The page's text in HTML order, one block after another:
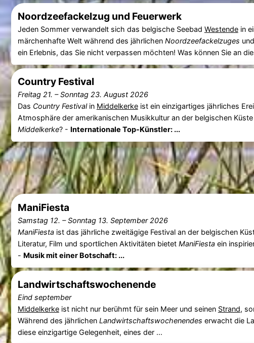
Noordzeefackelzug und Feuerwerk
Jeden Sommer verwandelt sich das belgische Seebad Westendein
märchenhafte Welt während des jährlichen Noordzeefackelzuges
ein Erlebnis, das Sie nicht verpassen möchten! Was können Sie an
Country Festival
Freitag 21. –Sonntag 23. August 2026
Das Country Festivalin Middelkerkeist ein einzigartiges jährliches
Atmosphäre der amerikanischen Musikkultur an der belgischen
Middelkerke? - Internationale Top-Künstler: ...
ManiFiesta
Samstag 12. –Sonntag 13. September 2026
ManiFiestaist das jährliche zweitägige Festival an der belgischen
Literatur, Film und sportlichen Aktivitäten bietet ManiFiestaein
- Musik mit einer Botschaft: ...
Landwirtschaftswochenende
Eind september
Middelkerkeist nicht nur berühmt für sein Meer und seinen Strand,
Während des jährlichen Landwirtschaftswochenendes erwacht die
diese einzigartige Gelegenheit, eines der ...